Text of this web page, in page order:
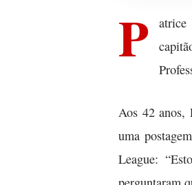
P
atrice
Aos 42 anos,
uma
League: